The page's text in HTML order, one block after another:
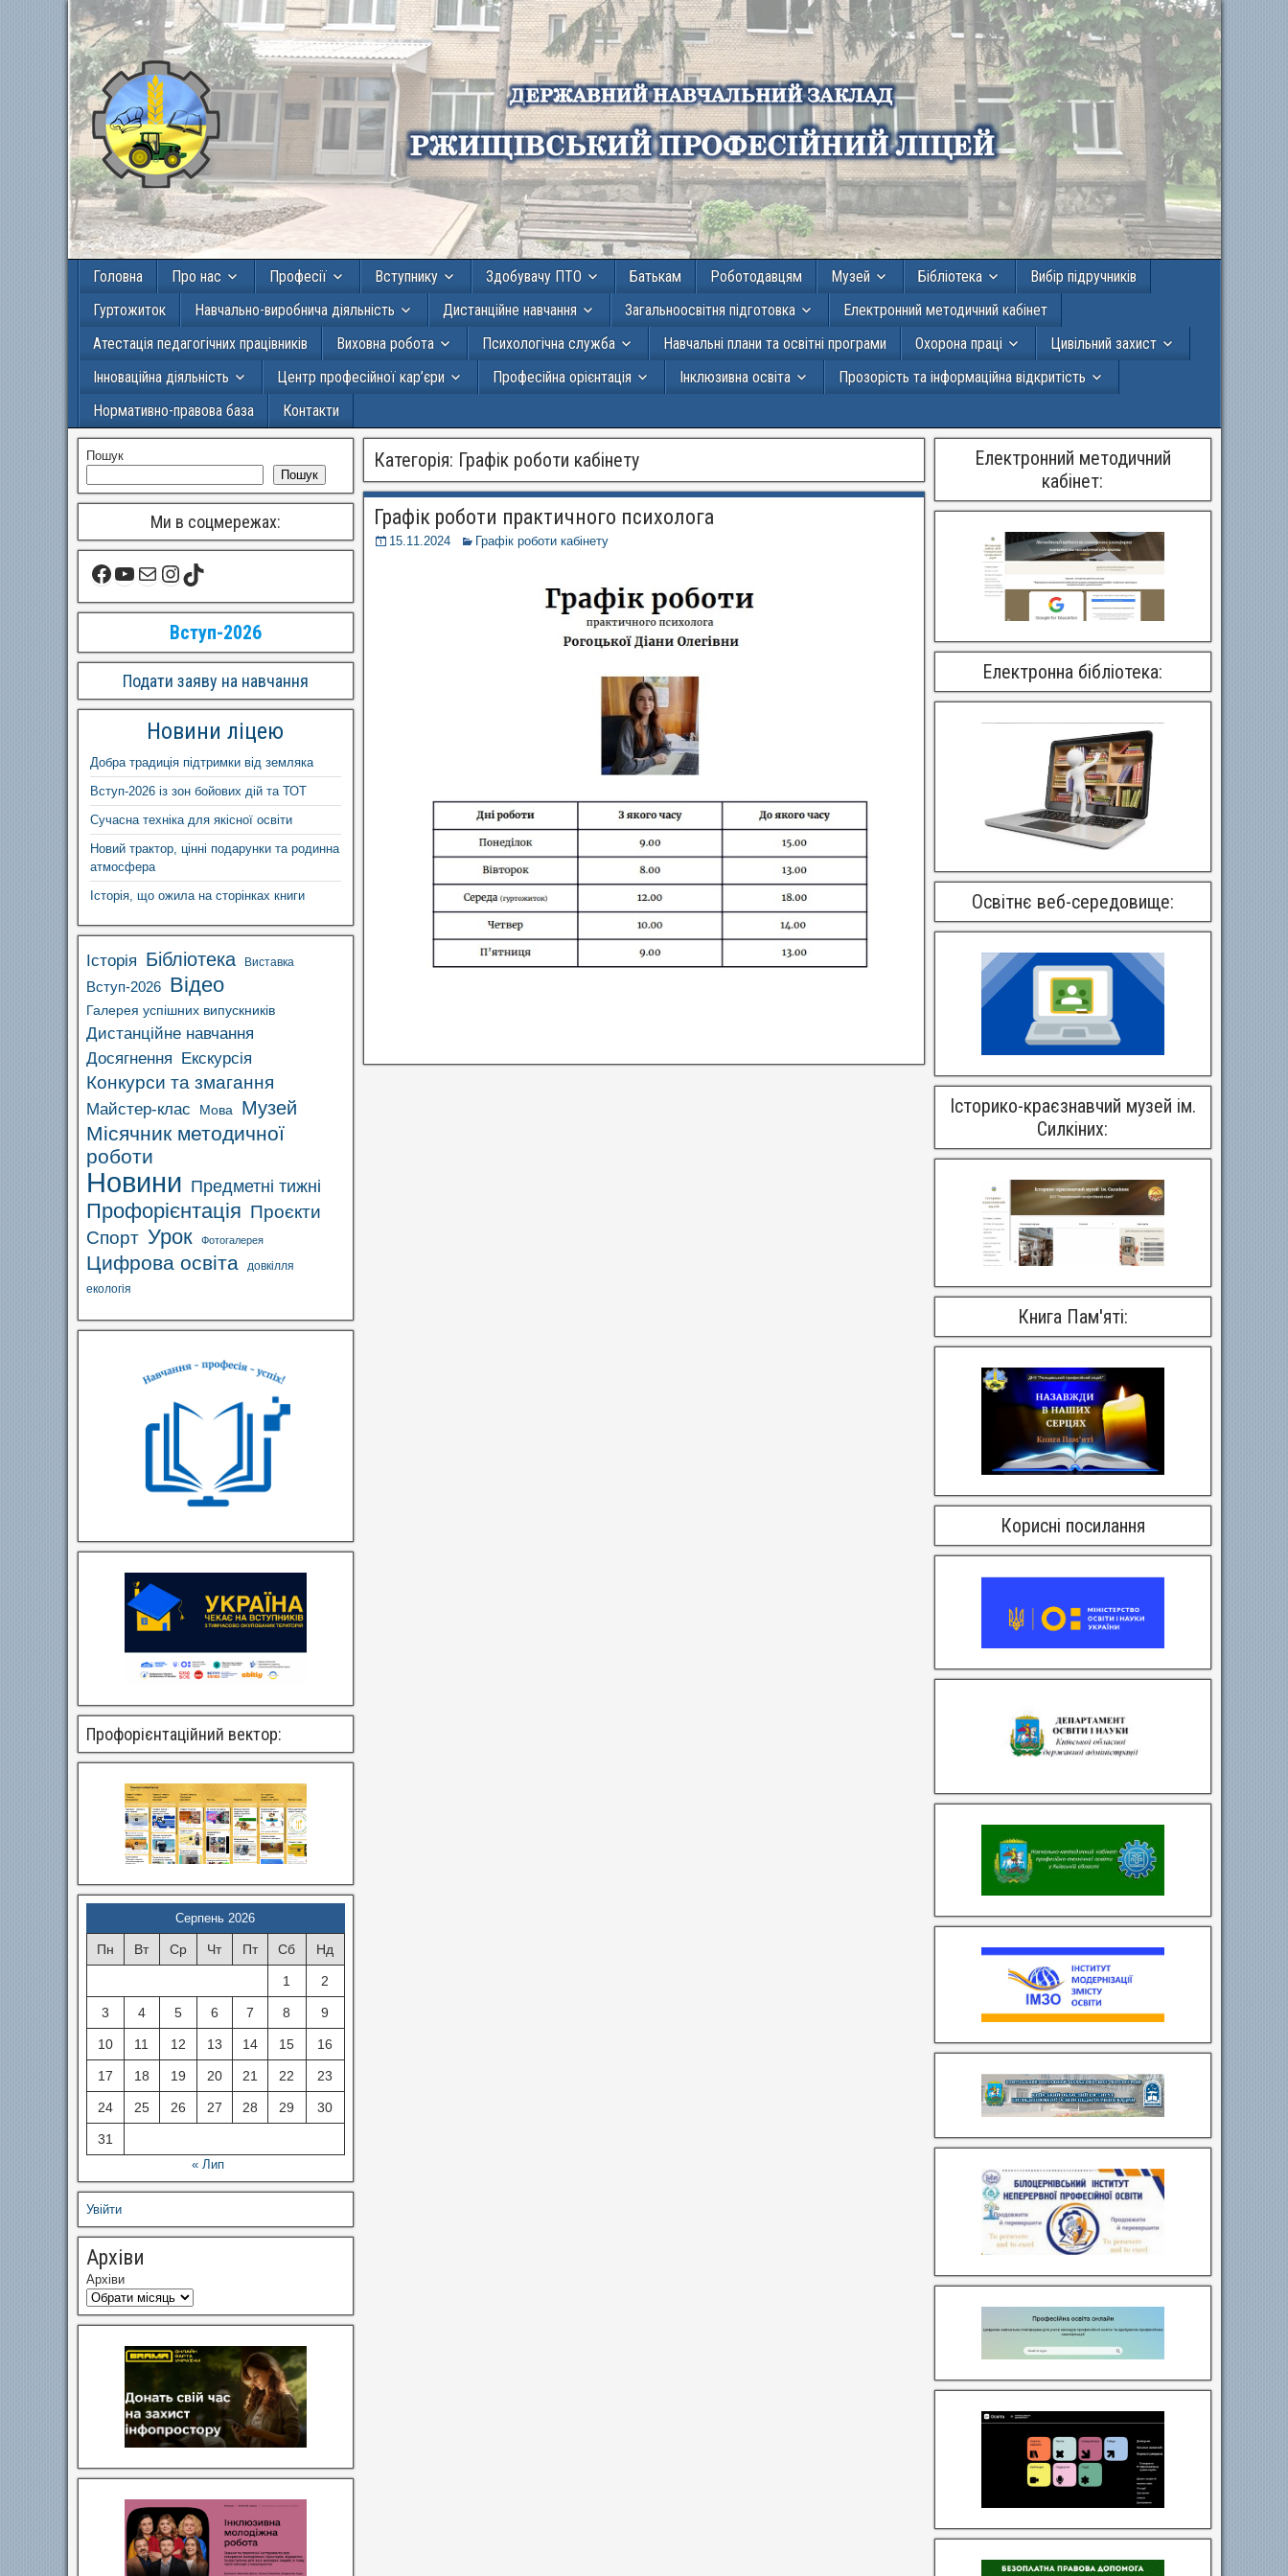
Головна Про нас Професії Вступнику Здобувачу ПТО Батькам Роботодавцям Музей Бібліотека
Вибір підручників
Гуртожиток
Навчально-виробнича діяльність Дистанційне навчання Загальноосвітня підготовка
Електронний методичний кабінет
Атестація педагогічних працівників
Виховна робота Психологічна служба Навчальні плани та освітні програми Охорона праці
Цивільний захист
Інноваційна діяльність
Центр професійної кар’єри Професійна орієнтація Інклюзивна освіта
Прозорість та інформаційна відкритість
Нормативно-правова база
Контакти
Категорія: Графік роботи кабінету
Графік роботи практичного психолога
15.11.2024 Графік роботи кабінету
Пошук
Пошук
Ми в соцмережах:
Вступ-2026
Подати заяву на навчання
Новини ліцею
Добра традиція підтримки від земляка
Вступ-2026 із зон бойових дій та ТОТ
Сучасна техніка для якісної освіти
Новий трактор, цінні подарунки та родинна
атмосфера
Історія, що ожила на сторінках книги
Історія Бібліотека Виставка
Вступ-2026 Відео
Галерея успішних випускників
Дистанційне навчання
Досягнення Екскурсія
Конкурси та змагання
Майстер-клас Мова Музей
Місячник методичної
роботи
Новини Предметні тижні
Профорієнтація Проєкти
Спорт Урок Фотогалерея
Цифрова освіта
довкілля
екологія
Профорієнтаційний вектор:
Серпень 2026
Пн Вт Ср Чт Пт Сб Нд
1 2
3 4 5 6 7 8 9
10 11 12 13 14 15 16
17 18 19 20 21 22 23
24 25 26 27 28 29 30
31
« Лип
Увійти
Архіви
Архіви
Електронний методичний
кабінет:
Електронна бібліотека:
Освітнє веб-середовище:
Історико-краєзнавчий музей ім.
Силкіних:
Книга Пам'яті:
Корисні посилання